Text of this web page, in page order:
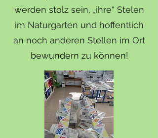
werden stolz sein, „ihre“ Stelen
im Naturgarten und hoffentlich
an noch anderen Stellen im Ort
bewundern zu können!